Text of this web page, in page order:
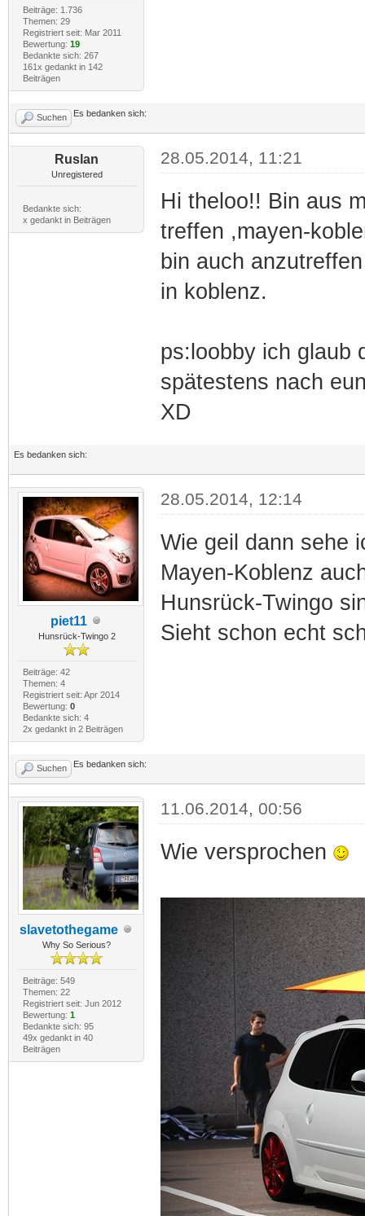
Beiträge: 1.736
Themen: 29
Registriert seit: Mar 2011
Bewertung: 19
Bedankte sich: 267
161x gedankt in 142
Beiträgen
Suchen Es bedanken sich:
Ruslan
Unregistered
Bedankte sich:
x gedankt in Beiträgen
28.05.2014, 11:21
Hi theloo!! Bin aus
treffen ,mayen-
bin auch
in koblenz.
ps:loobby ich glaub
spätestens nach
XD
Es bedanken sich:
piet11
Hunsrück-Twingo 2
Beiträge: 42
Themen: 4
Registriert seit: Apr 2014
Bewertung: 0
Bedankte sich: 4
2x gedankt in 2 Beiträgen
28.05.2014, 12:14
Wie geil dann sehe
Mayen-Koblenz
Hunsrück-Twingo
Sieht schon echt
Suchen Es bedanken sich:
slavetothegame
Why So Serious?
Beiträge: 549
Themen: 22
Registriert seit: Jun 2012
Bewertung: 1
Bedankte sich: 95
49x gedankt in 40
Beiträgen
11.06.2014, 00:56
Wie versprochen